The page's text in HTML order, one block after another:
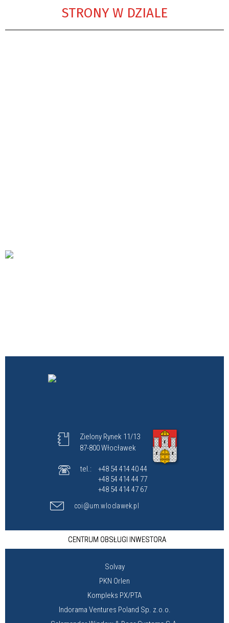
STRONY W DZIALE
Zielony Rynek 11/13
87-800 Włocławek
tel.:
+48 54 414 40 44
+48 54 414 44 77
+48 54 414 47 67
coi@um.wloclawek.pl
CENTRUM OBSŁUGI INWESTORA
Solvay
PKN Orlen
Kompleks PX/PTA
Indorama Ventures Poland Sp. z.o.o.